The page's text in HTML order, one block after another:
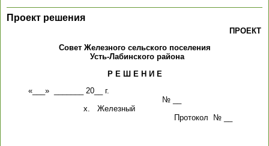
Проект решения
ПРОЕКТ
Совет Железного сельского поселения
Усть-Лабинского района
Р Е Ш Е Н И Е
«___» _______ 20__ г.
№ __
х. Железный
Протокол № __